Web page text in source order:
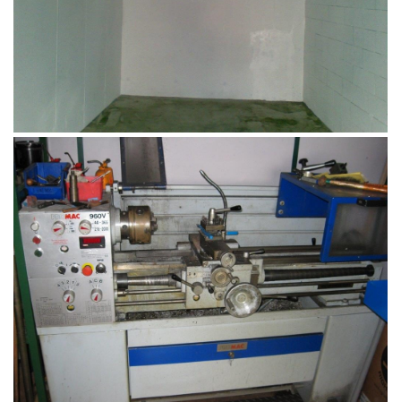
Décontamination matériel